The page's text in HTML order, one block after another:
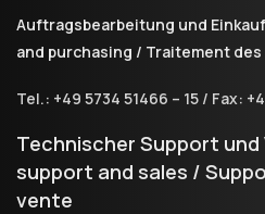
Auftragsbearbeitung und
and purchasing / Traitement
Tel.: +49 5734 51466 – 15 / Fax:
Technischer Support
support and sales /
vente